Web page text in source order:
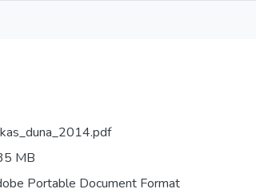
MB
Portable Document Format